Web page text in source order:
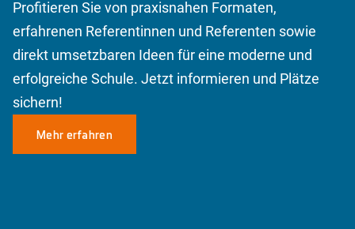
Profitieren Sie von praxisnahen Formaten,
erfahrenen Referentinnen und Referenten sowie
direkt umsetzbaren Ideen für eine moderne und
erfolgreiche Schule. Jetzt informieren und Plätze
sichern!
Mehr erfahren